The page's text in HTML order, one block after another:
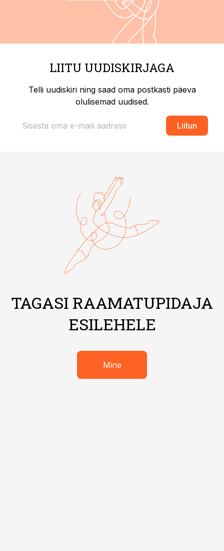
LIITU UUDISKIRJAGA
Telli uudiskiri ning saad oma postkasti päeva
olulisemad uudised.
Liitun
TAGASI RAAMATUPIDAJA
ESILEHELE
Mine